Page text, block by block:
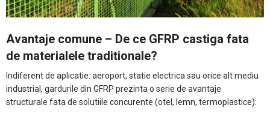
Avantaje comune – De ce GFRP castiga fata
de materialele traditionale?
Indiferent de aplicatie: aeroport, statie electrica sau orice alt mediu
industrial, gardurile din GFRP prezinta o serie de avantaje
structurale fata de solutiile concurente (otel, lemn, termoplastice):